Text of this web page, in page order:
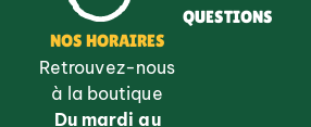
NOS HORAIRES
Retrouvez-nous
à la boutique
Du mardi au
QUESTIONS